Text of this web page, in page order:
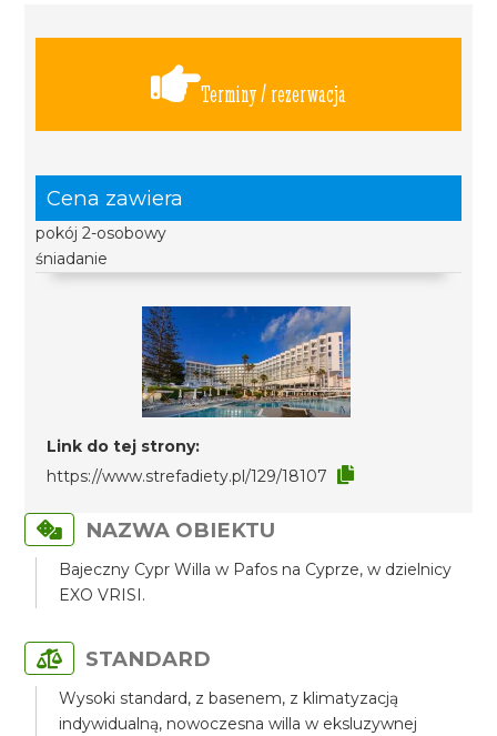
Terminy / rezerwacja
Cena zawiera
pokój 2-osobowy
śniadanie
Link do tej strony:
https://www.strefadiety.pl/129/18107
NAZWA OBIEKTU
Bajeczny Cypr Willa w Pafos na Cyprze, w dzielnicy
EXO VRISI.
STANDARD
Wysoki standard, z basenem, z klimatyzacją
indywidualną, nowoczesna willa w eksluzywnej